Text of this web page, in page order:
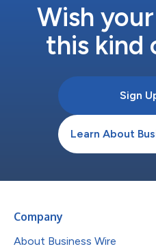
Wish
this kind
Sign
Learn About
Company
About Business Wire